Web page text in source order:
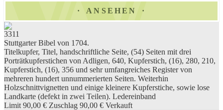
ANSEHEN
3311
Stuttgarter Bibel von 1704.
Titelkupfer, Titel, handschriftliche Seite, (54) Seiten mit drei
Porträtkupferstichen von Adligen, 640, Kupferstich, (16), 280, 210,
Kupferstich, (16), 356 und sehr umfangreiches Register von
mehreren hundert unnummerierten Seiten. Weiterhin
Holzschnittvignetten und einige kleinere Kupferstiche, sowie lose
Landkarte (defekt in zwei Teilen). Ledereinband
Limit 90,00 € Zuschlag 90,00 € Verkauft